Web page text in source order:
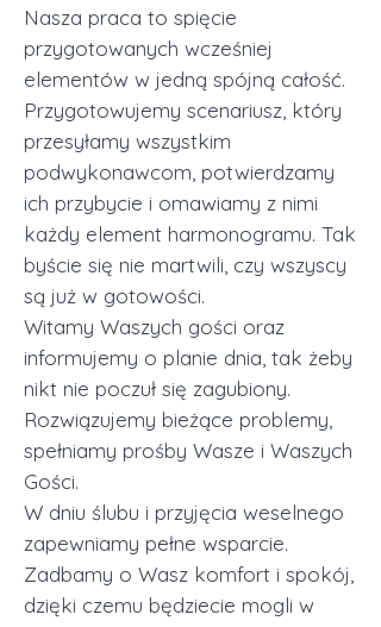
Nasza praca to spięcie
przygotowanych wcześniej
elementów w jedną spójną całość.
Przygotowujemy scenariusz, który
przesyłamy wszystkim
podwykonawcom, potwierdzamy
ich przybycie i omawiamy z nimi
każdy element harmonogramu. Tak
byście się nie martwili, czy wszyscy
są już w gotowości.
Witamy Waszych gości oraz
informujemy o planie dnia, tak żeby
nikt nie poczuł się zagubiony.
Rozwiązujemy bieżące problemy,
spełniamy prośby Wasze i Waszych
Gości.
W dniu ślubu i przyjęcia weselnego
zapewniamy pełne wsparcie.
Zadbamy o Wasz komfort i spokój,
dzięki czemu będziecie mogli w